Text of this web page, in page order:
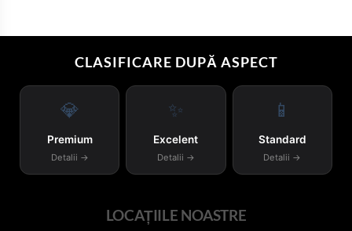
alese
pagina
Opțiunile
pot
alese
produsului.
CLASIFICARE DUPĂ ASPECT
💎
Premium
Detalii →
✨
Excelent
Detalii →
📱
Standard
Detalii →
LOCAȚIILE NOASTRE